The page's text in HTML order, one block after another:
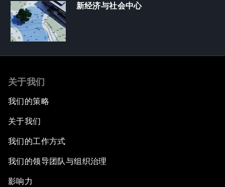
新经济与社会中心
关于我们
我们的策略
关于我们
我们的工作方式
我们的领导团队与组织治理
影响力